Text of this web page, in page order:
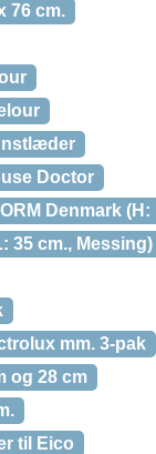
76 cm.
Doctor
Denmark (H:
35 cm., Messing)
mm. 3-pak
og 28 cm
til Eico